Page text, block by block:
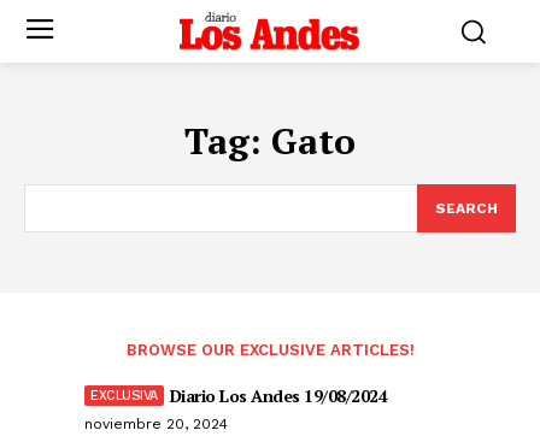
Tag: Gato
SEARCH
BROWSE OUR EXCLUSIVE ARTICLES!
Diario Los Andes 19/08/2024
noviembre 20, 2024